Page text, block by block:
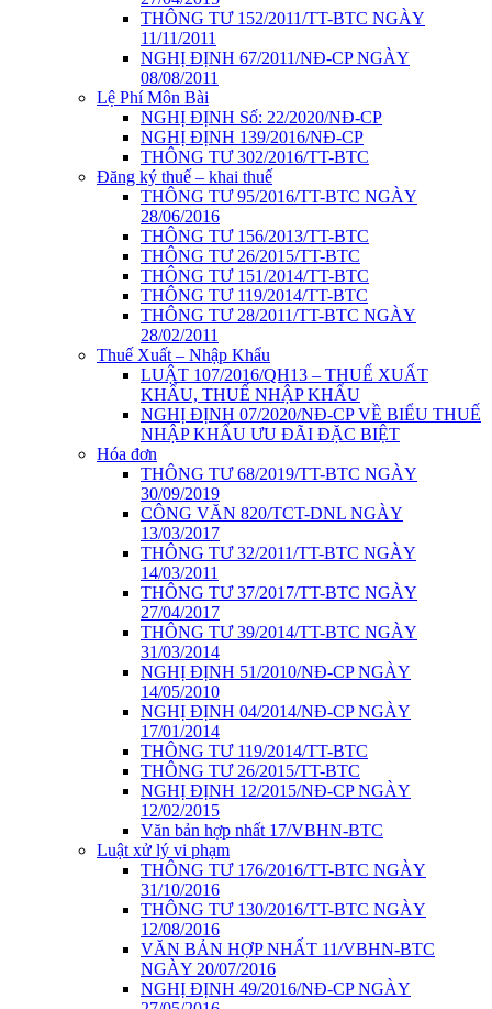
THÔNG TƯ 152/2011/TT-BTC NGÀY
11/11/2011
NGHỊ ĐỊNH 67/2011/NĐ-CP NGÀY
08/08/2011
Lệ Phí Môn Bài
NGHỊ ĐỊNH Số: 22/2020/NĐ-CP
NGHỊ ĐỊNH 139/2016/NĐ-CP
THÔNG TƯ 302/2016/TT-BTC
Đăng ký thuế – khai thuế
THÔNG TƯ 95/2016/TT-BTC NGÀY
28/06/2016
THÔNG TƯ 156/2013/TT-BTC
THÔNG TƯ 26/2015/TT-BTC
THÔNG TƯ 151/2014/TT-BTC
THÔNG TƯ 119/2014/TT-BTC
THÔNG TƯ 28/2011/TT-BTC NGÀY
28/02/2011
Thuế Xuất – Nhập Khẩu
LUẬT 107/2016/QH13 – THUẾ XUẤT
KHẨU, THUẾ NHẬP KHẨU
NGHỊ ĐỊNH 07/2020/NĐ-CP VỀ BIỂU THUẾ
NHẬP KHẨU ƯU ĐÃI ĐẶC BIỆT
Hóa đơn
THÔNG TƯ 68/2019/TT-BTC NGÀY
30/09/2019
CÔNG VĂN 820/TCT-DNL NGÀY
13/03/2017
THÔNG TƯ 32/2011/TT-BTC NGÀY
14/03/2011
THÔNG TƯ 37/2017/TT-BTC NGÀY
27/04/2017
THÔNG TƯ 39/2014/TT-BTC NGÀY
31/03/2014
NGHỊ ĐỊNH 51/2010/NĐ-CP NGÀY
14/05/2010
NGHỊ ĐỊNH 04/2014/NĐ-CP NGÀY
17/01/2014
THÔNG TƯ 119/2014/TT-BTC
THÔNG TƯ 26/2015/TT-BTC
NGHỊ ĐỊNH 12/2015/NĐ-CP NGÀY
12/02/2015
Văn bản hợp nhất 17/VBHN-BTC
Luật xử lý vi phạm
THÔNG TƯ 176/2016/TT-BTC NGÀY
31/10/2016
THÔNG TƯ 130/2016/TT-BTC NGÀY
12/08/2016
VĂN BẢN HỢP NHẤT 11/VBHN-BTC
NGÀY 20/07/2016
NGHỊ ĐỊNH 49/2016/NĐ-CP NGÀY